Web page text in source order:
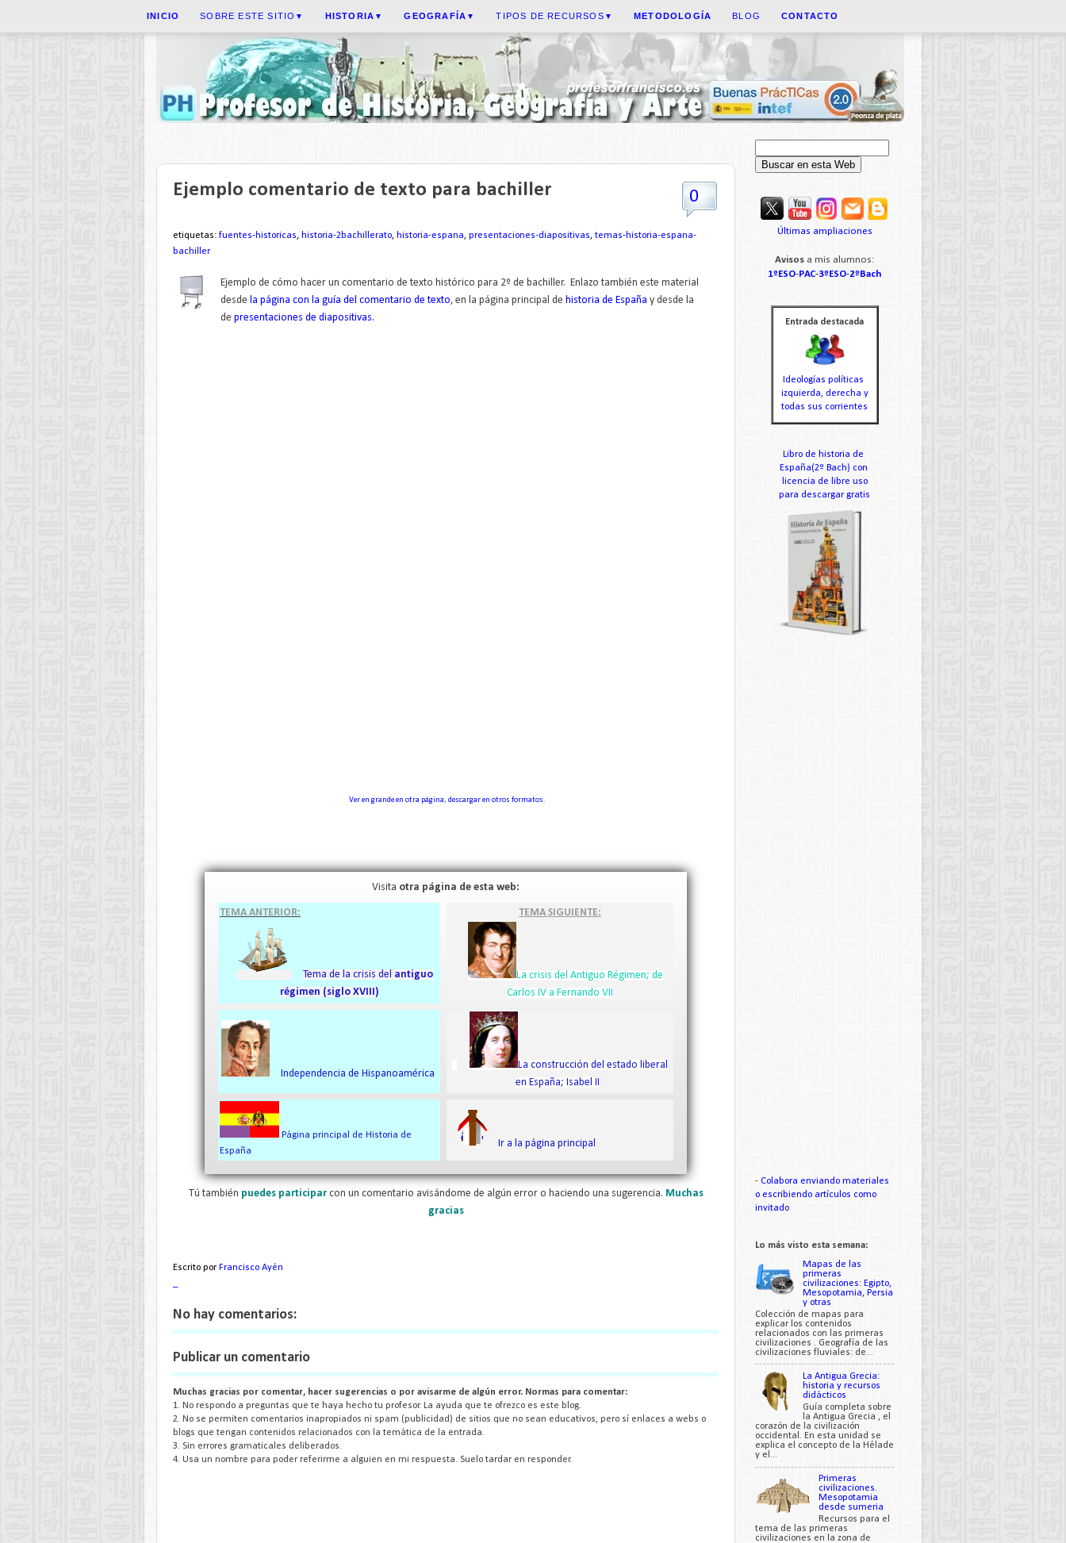
INICIO SOBRE ESTE SITIO ▼ HISTORIA ▼ GEOGRAFÍA ▼ TIPOS DE RECURSOS ▼ METODOLOGÍA BLOG CONTACTO
0
Ejemplo comentario de texto para bachiller
etiquetas: fuentes-historicas, historia-2bachillerato, historia-espana, presentaciones-diapositivas, temas-historia-espana-
bachiller
Ejemplo de cómo hacer un comentario de texto histórico para 2º de bachiller. Enlazo también este material
desde la página con la guía del comentario de texto, en la página principal de historia de España y desde la
de presentaciones de diapositivas.
Ver en grande en otra página, descargar en otros formatos.
Visita otra página de esta web:
TEMA ANTERIOR:
Tema de la crisis del antiguo
régimen (siglo XVIII)
TEMA SIGUIENTE:
La crisis del Antiguo Régimen; de
Carlos IV a Fernando VII
Independencia de Hispanoamérica
La construcción del estado liberal
en España; Isabel II
Página principal de Historia de
España
Ir a la página principal
Tú también puedes participarcon un comentario avisándome de algún error o haciendo una sugerencia. Muchas
gracias
Escrito por Francisco Ayén
No hay comentarios:
Publicar un comentario
Muchas gracias por comentar, hacer sugerencias o por avisarme de algún error. Normas para comentar:
1. No respondo a preguntas que te haya hecho tu profesor. La ayuda que te ofrezco es este blog.
2. No se permiten comentarios inapropiados ni spam (publicidad) de sitios que no sean educativos, pero sí enlaces a webs o
blogs que tengan contenidos relacionados con la temática de la entrada.
3. Sin errores gramaticales deliberados.
4. Usa un nombre para poder referirme a alguien en mi respuesta. Suelo tardar en responder.
Últimas ampliaciones
Avisos a mis alumnos:
1ºESO-PAC-3ºESO-2ºBach
Entrada destacada
Ideologías políticas
izquierda, derecha y
todas sus corrientes
Libro de historia de
España(2º Bach) con
licencia de libre uso
para descargar gratis
- Colabora enviando materiales
o escribiendo artículos como
invitado
Lo más visto esta semana:
Mapas de las
primeras
civilizaciones: Egipto,
Mesopotamia, Persia
y otras
Colección de mapas para
explicar los contenidos
relacionados con las primeras
civilizaciones . Geografía de las
civilizaciones fluviales: de...
La Antigua Grecia:
historia y recursos
didácticos
Guía completa sobre
la Antigua Grecia , el
corazón de la civilización
occidental. En esta unidad se
explica el concepto de la Hélade
y el...
Primeras
civilizaciones.
Mesopotamia
desde sumeria
Recursos para el
tema de las primeras
civilizaciones en la zona de